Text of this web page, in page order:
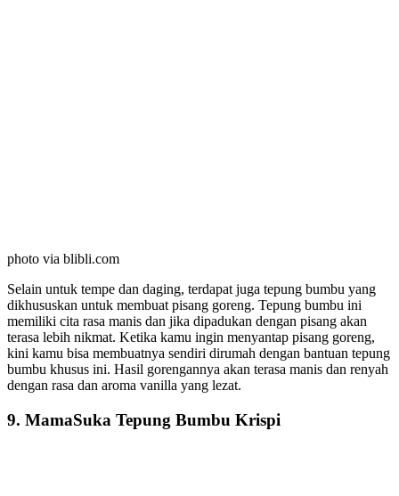
photo via blibli.com
Selain untuk tempe dan daging, terdapat juga tepung bumbu yang
dikhususkan untuk membuat pisang goreng. Tepung bumbu ini
memiliki cita rasa manis dan jika dipadukan dengan pisang akan
terasa lebih nikmat. Ketika kamu ingin menyantap pisang goreng,
kini kamu bisa membuatnya sendiri dirumah dengan bantuan tepung
bumbu khusus ini. Hasil gorengannya akan terasa manis dan renyah
dengan rasa dan aroma vanilla yang lezat.
9. MamaSuka Tepung Bumbu Krispi